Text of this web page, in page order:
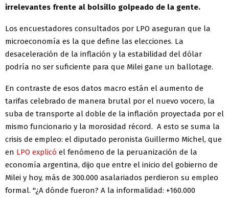
irrelevantes frente al bolsillo golpeado de la gente.
Los encuestadores consultados por LPO aseguran que la
microeconomía es la que define las elecciones. La
desaceleración de la inflación y la estabilidad del dólar
podría no ser suficiente para que Milei gane un ballotage.
En contraste de esos datos macro están el aumento de
tarifas celebrado de manera brutal por el nuevo vocero, la
suba de transporte al doble de la inflación proyectada por el
mismo funcionario y la morosidad récord. A esto se suma la
crisis de empleo: el diputado peronista Guillermo Michel, que
en LPO explicó el fenómeno de la peruanización de la
economía argentina, dijo que entre el inicio del gobierno de
Milei y hoy, más de 300.000 asalariados perdieron su empleo
formal. "¿A dónde fueron? A la informalidad: +160.000